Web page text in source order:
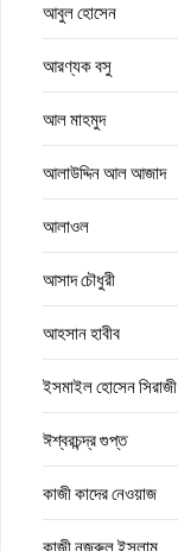
আবুল হোসেন
আরণ্যক বসু
আল মাহমুদ
আলাউদ্দিন আল আজাদ
আলাওল
আসাদ চৌধুরী
আহসান হাবীব
ইসমাইল হোসেন সিরাজী
ঈশ্বরচন্দ্র গুপ্ত
কাজী কাদের নেওয়াজ
কাজী নজরুল ইসলাম